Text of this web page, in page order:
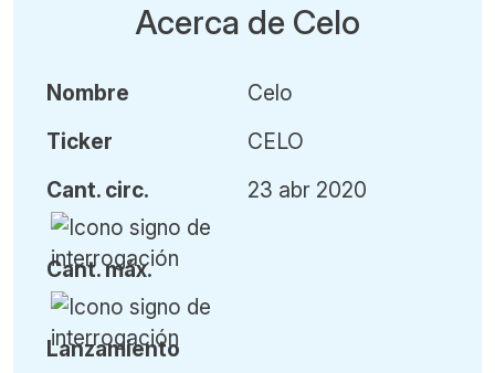
Acerca de Celo
Nombre
Ticker
Cant. circ.
Cant.máx.
Lanzamiento
Celo
CELO
23 abr 2020